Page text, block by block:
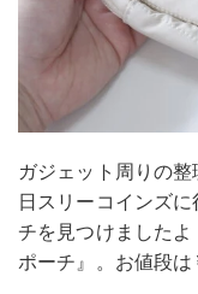
ガジェット周りの
日スリーコインズ
チを見つけました
ポーチ』。お値段は